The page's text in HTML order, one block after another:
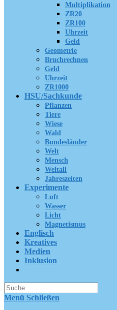
Multiplikation
ZR20
ZR100
Uhrzeit
Geld
Geometrie
Bruchrechnen
Geld
Uhrzeit
ZR1000
HSU/Sachkunde
Pflanzen
Tiere
Wiese
Wald
Bundesländer
Welt
Mensch
Weltall
Jahreszeiten
Experimente
Luft
Wasser
Licht
Magnetismus
Englisch
Kreatives
Medien
Inklusion
Suche
nach:
Menü Schließen